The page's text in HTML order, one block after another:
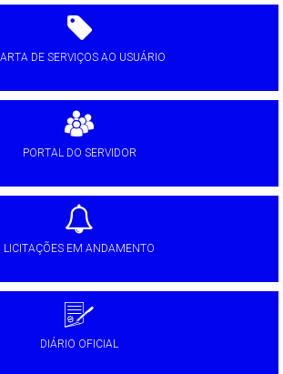
DE SERVIÇOS AO USUÁRIO
PORTAL DO SERVIDOR
LICITAÇÕES EM ANDAMENTO
DIÁRIO OFICIAL